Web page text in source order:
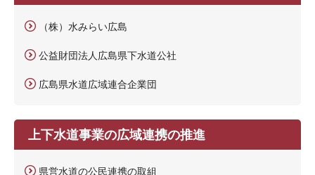
（株）水みらい広島
公益財団法人広島県下水道公社
広島県水道広域連合企業団
上下水道事業の広域連携の推進
県営水道の公民連携の取組